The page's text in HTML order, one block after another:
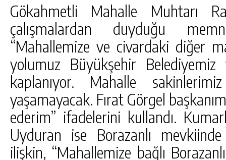
Gökahmetli Mahalle Muhtarı
çalışmalardan duyduğu
“Mahallemize ve civardaki diğer
yolumuz Büyükşehir
kaplanıyor. Mahalle
yaşamayacak. Fırat Görgel
ederim” ifadelerini kullandı.
Uyduran ise Borazanlı
ilişkin, “Mahallemize bağlı